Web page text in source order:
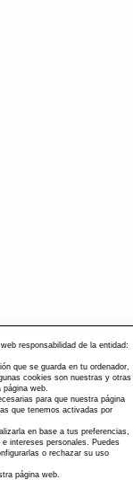
responsabilidad de la entidad:
que se guarda en tu ordenador,
cookies son nuestras y otras
página web.
para que nuestra página
que tenemos activadas por
en base a tus preferencias,
intereses personales. Puedes
o rechazar su uso
página web.